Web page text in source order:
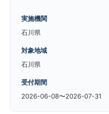
実施機関
石川県
対象地域
石川県
受付期間
2026-06-08〜2026-07-31